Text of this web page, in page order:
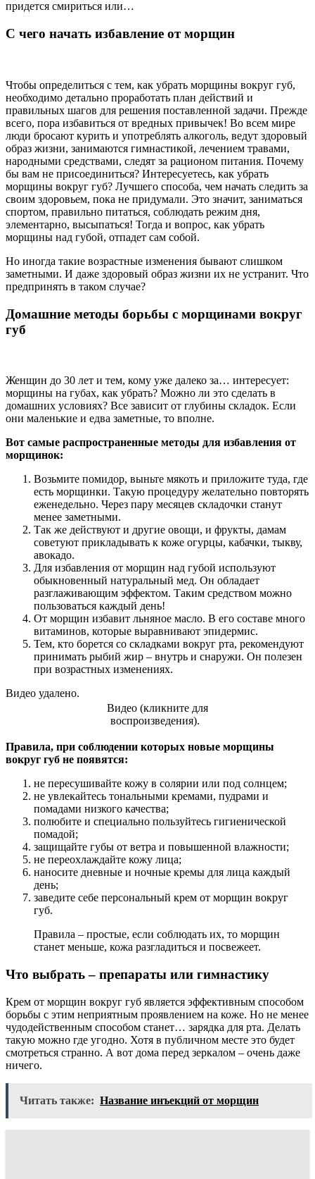
придется смириться или…
С чего начать избавление от морщин
Чтобы определиться с тем, как убрать морщины вокруг губ,
необходимо детально проработать план действий и
правильных шагов для решения поставленной задачи. Прежде
всего, пора избавиться от вредных привычек! Во всем мире
люди бросают курить и употреблять алкоголь, ведут здоровый
образ жизни, занимаются гимнастикой, лечением травами,
народными средствами, следят за рационом питания. Почему
бы вам не присоединиться? Интересуетесь, как убрать
морщины вокруг губ? Лучшего способа, чем начать следить за
своим здоровьем, пока не придумали. Это значит, заниматься
спортом, правильно питаться, соблюдать режим дня,
элементарно, высыпаться! Тогда и вопрос, как убрать
морщины над губой, отпадет сам собой.
Но иногда такие возрастные изменения бывают слишком
заметными. И даже здоровый образ жизни их не устранит. Что
предпринять в таком случае?
Домашние методы борьбы с морщинами вокруг
губ
Женщин до 30 лет и тем, кому уже далеко за… интересует:
морщины на губах, как убрать? Можно ли это сделать в
домашних условиях? Все зависит от глубины складок. Если
они маленькие и едва заметные, то вполне.
Вот самые распространенные методы для избавления от
морщинок:
Возьмите помидор, выньте мякоть и приложите туда, где
есть морщинки. Такую процедуру желательно повторять
еженедельно. Через пару месяцев складочки станут
менее заметными.
Так же действуют и другие овощи, и фрукты, дамам
советуют прикладывать к коже огурцы, кабачки, тыкву,
авокадо.
Для избавления от морщин над губой используют
обыкновенный натуральный мед. Он обладает
разглаживающим эффектом. Таким средством можно
пользоваться каждый день!
От морщин избавит льняное масло. В его составе много
витаминов, которые выравнивают эпидермис.
Тем, кто борется со складками вокруг рта, рекомендуют
принимать рыбий жир – внутрь и снаружи. Он полезен
при возрастных изменениях.
Видео удалено.
Видео (кликните для
воспроизведения).
Правила, при соблюдении которых новые морщины
вокруг губ не появятся:
не пересушивайте кожу в солярии или под солнцем;
не увлекайтесь тональными кремами, пудрами и
помадами низкого качества;
полюбите и специально пользуйтесь гигиенической
помадой;
защищайте губы от ветра и повышенной влажности;
не переохлаждайте кожу лица;
наносите дневные и ночные кремы для лица каждый
день;
заведите себе персональный крем от морщин вокруг
губ.
Правила – простые, если соблюдать их, то морщин
станет меньше, кожа разгладиться и посвежеет.
Что выбрать – препараты или гимнастику
Крем от морщин вокруг губ является эффективным способом
борьбы с этим неприятным проявлением на коже. Но не менее
чудодейственным способом станет… зарядка для рта. Делать
такую можно где угодно. Хотя в публичном месте это будет
смотреться странно. А вот дома перед зеркалом – очень даже
ничего.
Читать также: Название инъекций от морщин